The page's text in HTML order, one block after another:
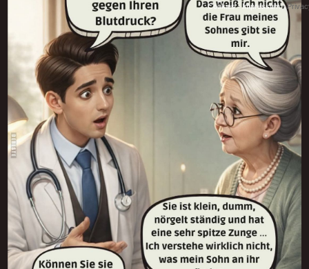
Cookies-Impressum-